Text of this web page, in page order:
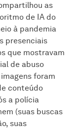
as
de IA do
à pandemia
presenciais
que mostravam
de abuso
foram
conteúdo
a polícia
(suas buscas
suas